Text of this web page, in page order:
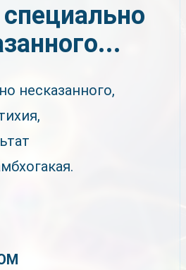
несказанного,